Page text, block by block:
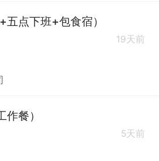
点下班+包食宿）
19天前
餐）
5天前